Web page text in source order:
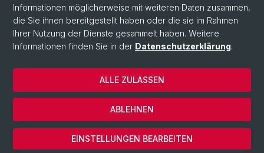
© Universität Basel
Philosophisch-Historische Fakultät
Home
Datenschutzerklärung
Informationen möglicherweise mit weiteren Daten zusammen,
die Sie ihnen bereitgestellt haben oder die sie im Rahmen
Ihrer Nutzung der Dienste gesammelt haben. Weitere
Informationen finden Sie in der Datenschutzerklärung.
EINSTELLUNGEN BEARBEITEN
ABLEHNEN
ALLE ZULASSEN